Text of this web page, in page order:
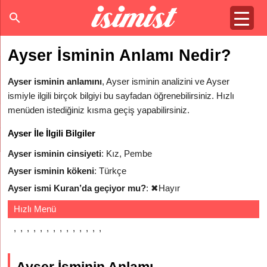
Ayser İsminin Anlamı Nedir?
Ayser isminin anlamını, Ayser isminin analizini ve Ayser
ismiyle ilgili birçok bilgiyi bu sayfadan öğrenebilirsiniz. Hızlı
menüden istediğiniz kısma geçiş yapabilirsiniz.
Ayser İle İlgili Bilgiler
Ayser isminin cinsiyeti: Kız, Pembe
Ayser isminin kökeni: Türkçe
Ayser ismi Kuran’da geçiyor mu?: ✖Hayır
Hızlı Menü